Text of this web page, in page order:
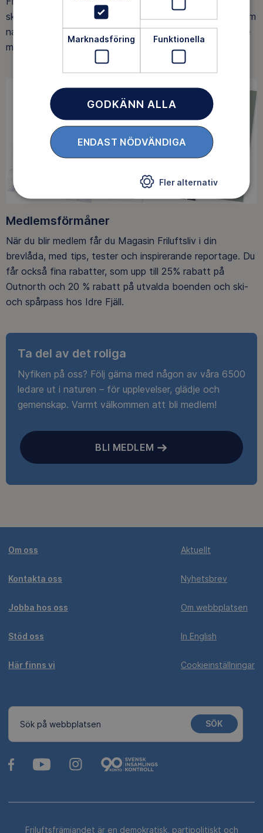
ska upptäcka den rörelseglädje och de hälsoeffekter som
naturen ger. Som medlem bidrar du också till vårt arbete
med att skydda allemansrätten.
Medlemsförmåner
När du blir medlem får du Magasin Friluftsliv i din
brevlåda, med tips, tester och inspirerande reportage. Du
får också fina rabatter, som upp till 25% rabatt på
Outnorth och 20 % rabatt på utvalda boenden och ski-
och spårpass hos Idre Fjäll.
Ta del av det roliga
Nyfiken på oss? Följ gärna med någon av våra 6500
ledare ut i naturen – för upplevelser, glädje och
gemenskap. Varmt välkommen att bli medlem!
BLI MEDLEM
Om oss
Kontakta oss
Jobba hos oss
Stöd oss
Här finns vi
Aktuellt
Nyhetsbrev
Om webbplatsen
In English
Cookieinställningar
Sök på webbplatsen SÖK
Friluftsfrämjandet är en demokratisk, partipolitiskt och
Marknadsföring Funktionella
GODKÄNN ALLA
ENDAST NÖDVÄNDIGA
Fler alternativ